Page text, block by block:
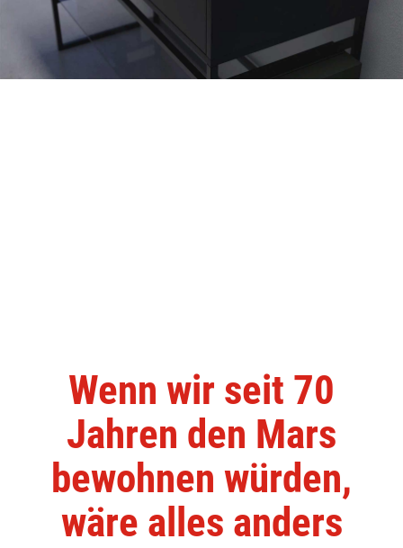
Wenn wir seit 70
Jahren den Mars
bewohnen würden,
wäre alles anders